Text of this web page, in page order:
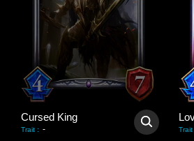
Cursed King
Trait : - Trait